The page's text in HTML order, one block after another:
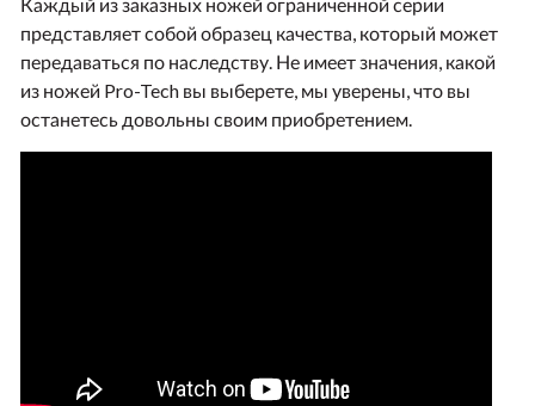
представляет собой образец качества, который может
передаваться по наследству. Не имеет значения, какой
из ножей Pro-Tech вы выберете, мы уверены, что вы
останетесь довольны своим приобретением.